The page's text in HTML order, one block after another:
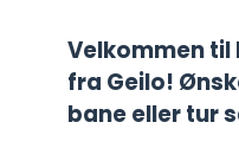
Velkommen til
fra Geilo!
bane eller tur